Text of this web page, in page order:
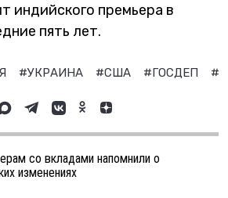
индийского премьера в
пять лет.
#УКРАИНА #США #ГОСДЕП
со вкладами напомнили о
изменениях